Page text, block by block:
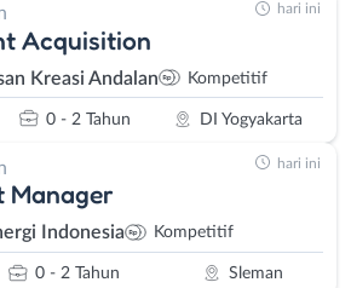
Acquisition
Kreasi Andalan Kompetitif
0 - 2 Tahun DI Yogyakarta
hari ini
Manager
Indonesia Kompetitif
0 - 2 Tahun Sleman
hari ini